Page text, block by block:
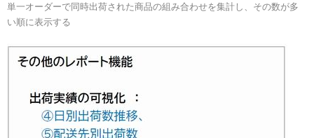
単一オーダーで同時出荷された商品の組み合わせを集計し、その数が多
い順に表示する